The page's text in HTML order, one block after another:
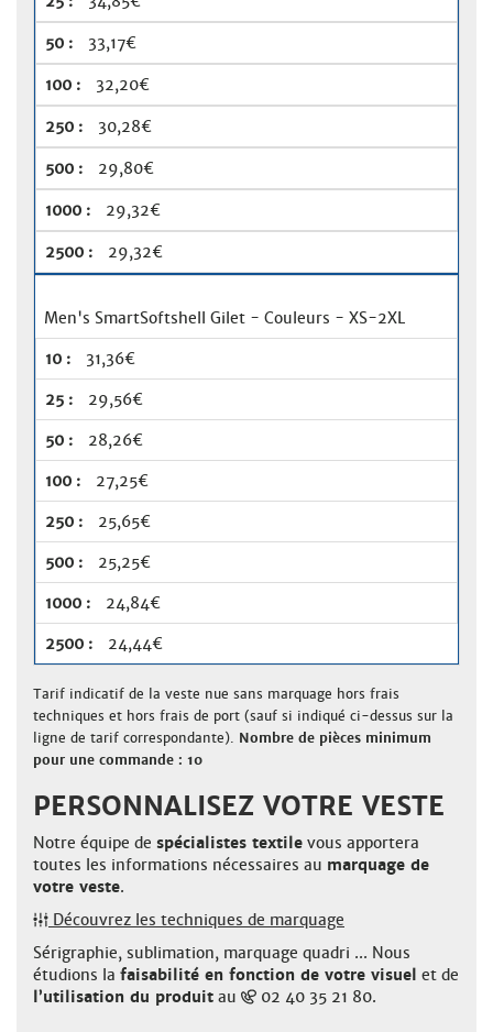
33,17€
32,20€
30,28€
29,80€
29,32€
29,32€
Men's SmartSoftshell Gilet - Couleurs - XS-2XL
31,36€
29,56€
28,26€
27,25€
25,65€
25,25€
24,84€
24,44€
Tarif indicatif de la veste nue sans marquage hors frais
techniques et hors frais de port (sauf si indiqué ci-dessus sur la
ligne de tarif correspondante). Nombre de pièces minimum
pour une commande : 10
PERSONNALISEZ VOTRE VESTE
Notre équipe de spécialistes textile vous apportera
toutes les informations nécessaires au marquage de
votre veste.
Découvrez les techniques de marquage
Sérigraphie, sublimation, marquage quadri ... Nous
étudions la faisabilité en fonction de votre visuel et de
l’utilisation du produit au 02 40 35 21 80.